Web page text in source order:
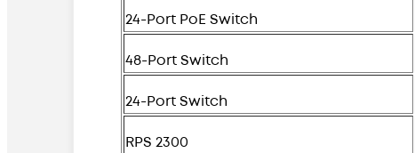
24-Port PoE Switch
48-Port Switch
24-Port Switch
RPS 2300